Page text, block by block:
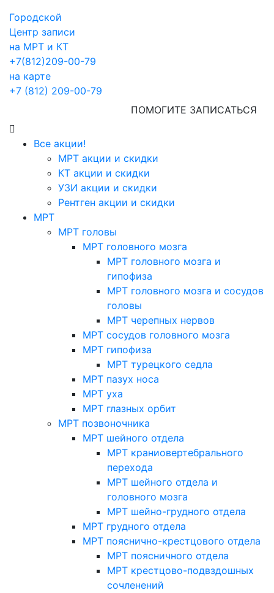
Городской
Центр записи
на МРТ и КТ
+7(812)209-00-79
на карте
+7 (812) 209-00-79
ПОМОГИТЕ ЗАПИСАТЬСЯ
Все акции!
МРТ акции и скидки
КТ акции и скидки
УЗИ акции и скидки
Рентген акции и скидки
МРТ
МРТ головы
МРТ головного мозга
МРТ головного мозга и
гипофиза
МРТ головного мозга и сосудов
головы
МРТ черепных нервов
МРТ сосудов головного мозга
МРТ гипофиза
МРТ турецкого седла
МРТ пазух носа
МРТ уха
МРТ глазных орбит
МРТ позвоночника
МРТ шейного отдела
МРТ краниовертебрального
перехода
МРТ шейного отдела и
головного мозга
МРТ шейно-грудного отдела
МРТ грудного отдела
МРТ пояснично-крестцового отдела
МРТ поясничного отдела
МРТ крестцово-подвздошных
сочленений